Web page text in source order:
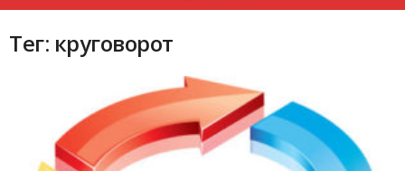
Тег: круговорот